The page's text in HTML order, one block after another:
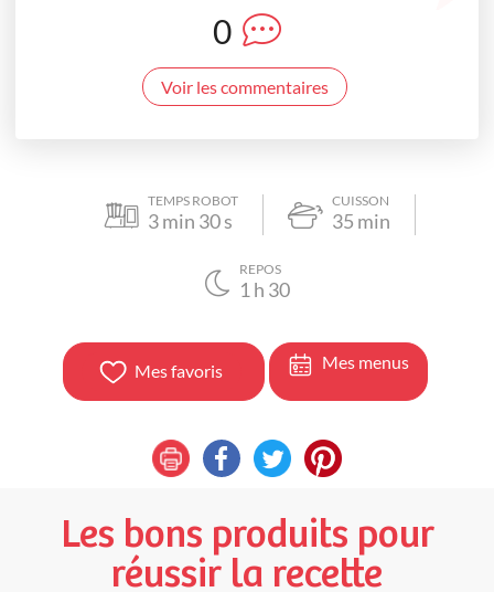
0
Voir les commentaires
TEMPS ROBOT
3min 30s
CUISSON
35 min
REPOS
1 h 30
Mes favoris Mes menus
Les bons produits pour
réussir la recette